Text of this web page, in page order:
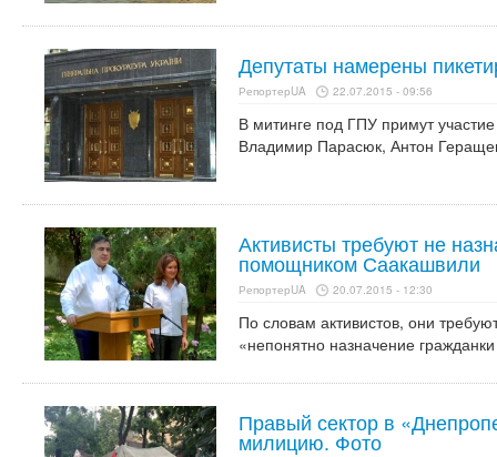
Депутаты намерены
РепортерUA 22.07.2015 - 09:56
В митинге под ГПУ примут
Владимир Парасюк, Антон
Активисты требуют не
помощником Саакашвили
РепортерUA 20.07.2015 - 12:30
По словам активистов, они
«непонятно назначение
Правый сектор в
милицию. Фото